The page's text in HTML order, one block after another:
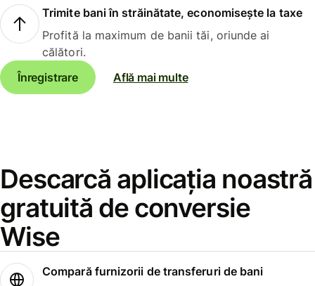
Trimite bani în străinătate, economisește la taxe
Profită la maximum de banii tăi, oriunde ai
călători.
Înregistrare
Află mai multe
Descarcă aplicația noastră
gratuită de conversie
Wise
Compară furnizorii de transferuri de bani